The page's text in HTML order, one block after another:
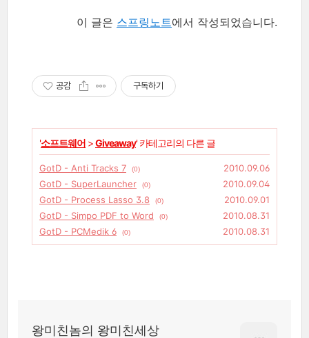
이 글은 스프링노트에서 작성되었습니다.
공감 구독하기
'소프트웨어 >Giveaway' 카테고리의 다른 글
GotD - Anti Tracks 7 (0)
2010.09.06
GotD - SuperLauncher
(0)
2010.09.04
GotD - Process Lasso 3.8
(0)
2010.09.01
GotD - Simpo PDF to Word
(0)
2010.08.31
GotD - PCMedik 6
(0) 2010.08.31
왕미친놈의 왕미친세상